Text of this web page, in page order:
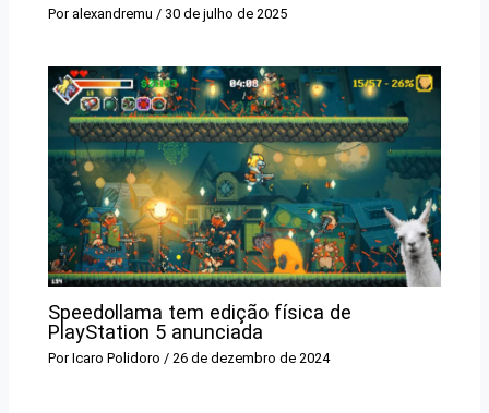
Por alexandremu / 30 de julho de 2025
Speedollama tem edição física de
PlayStation 5 anunciada
PorIcaro Polidoro/26 de dezembro de 2024